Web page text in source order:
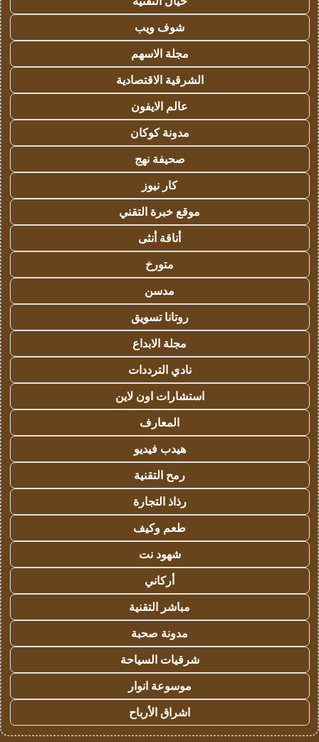
شوف ويب
مجلة الاسهم
الشرقية الاقتصادية
عالم الايفون
مدونة كوكان
صحيفة نهج
كار نيوز
موقع خبرة التقني
أناقة أنثى
متورخ
مدسن
روتانا تسويق
مجلة الابداع
نادي الترددات
استشارات اون لاين
المعارف
هيدب فيديو
رمح التقنية
رذاذ التجارة
طعم وكيف
شهود نت
أركاني
مباشر التقنية
مدونة صحبة
شرقيات السياحة
موسوعة انوار
اشراق الأرباح